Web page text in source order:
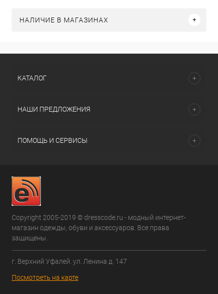
НАЛИЧИЕ В МАГАЗИНАХ
КАТАЛОГ
НАШИ ПРЕДЛОЖЕНИЯ
ПОМОЩЬ И СЕРВИСЫ
Copyright 2005-2019 © dresscode.ru - модный интернет-
магазин одежды, обуви и аксессуаров. Все права
защищены.
г. Верхний Уфалей. ул. Ленина д. 147
Посмотреть на карте